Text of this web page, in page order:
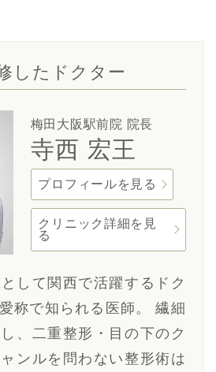
したドクター
梅田大阪駅前院 院長
寺西 宏王
プロフィールを見る
クリニック詳細を見
る
して関西で活躍するドク
称で知られる医師。 繊細
、二重整形・目の下のク
ンルを問わない整形術は